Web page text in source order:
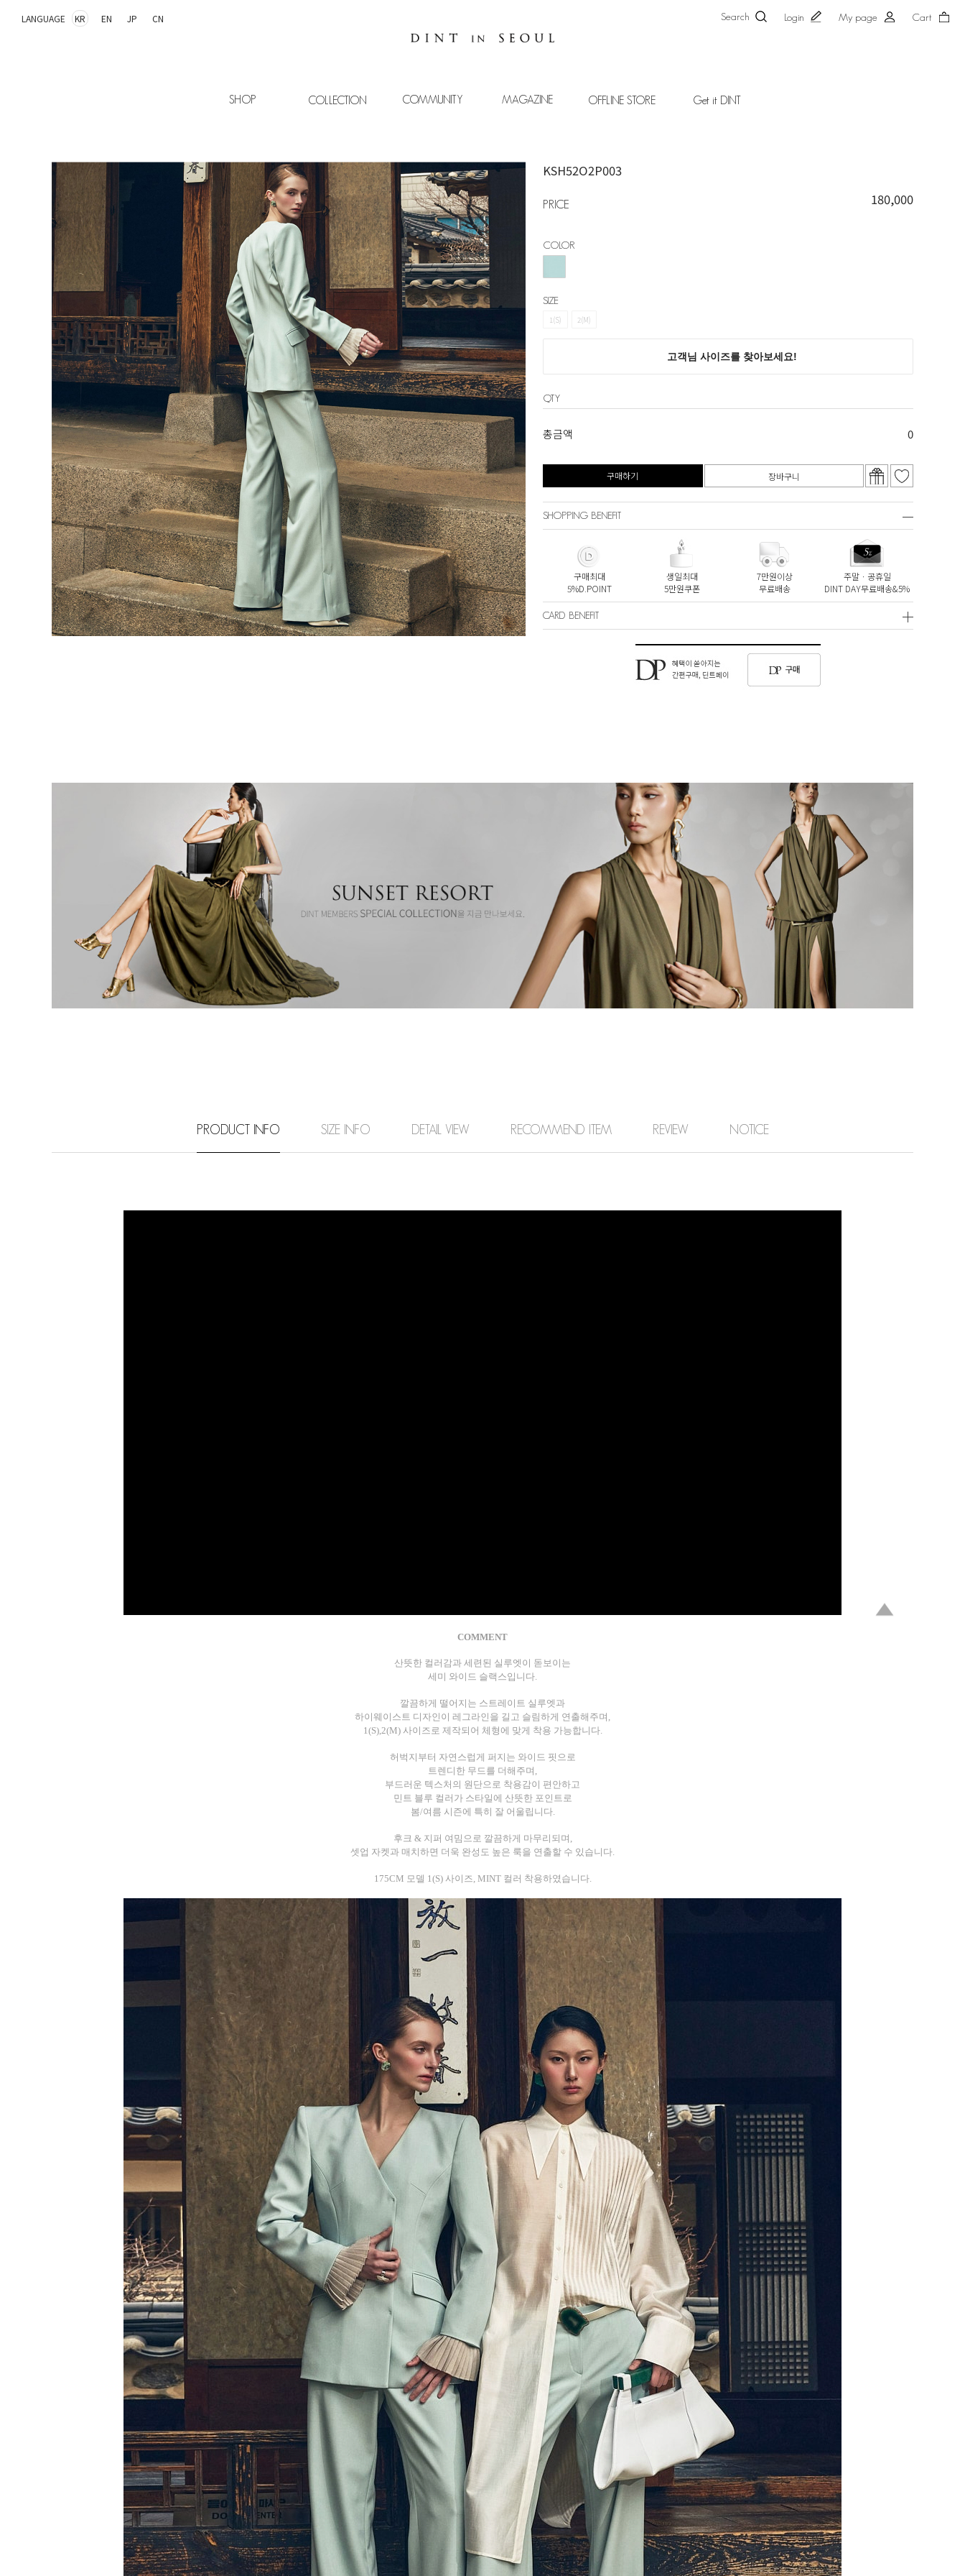
LANGUAGE KR EN JP CN Search Login My page Cart
SHOP COLLECTION COMMUNITY MAGAZINE OFFLINE STORE Get it DINT
KSH52O2P003
PRICE 180,000
COLOR
SIZE
1(S) 2(M)
QTY
총금액 0
구매하기 장바구니
SHOPPING BENEFIT
구매최대
5%D.POINT
생일최대
5만원쿠폰
7만원이상
무료배송
주말ㆍ공휴일
DINT DAY무료배송&5%
CARD BENEFIT
PRODUCT INFO SIZE INFO DETAIL VIEW RECOMMEND ITEM REVIEW NOTICE
COMMENT
산뜻한 컬러감과 세련된 실루엣이 돋보이는
세미 와이드 슬랙스입니다.
깔끔하게 떨어지는 스트레이트 실루엣과
하이웨이스트 디자인이 레그라인을 길고 슬림하게 연출해주며,
1(S),2(M) 사이즈로 제작되어 체형에 맞게 착용 가능합니다.
허벅지부터 자연스럽게 퍼지는 와이드 핏으로
트렌디한 무드를 더해주며,
부드러운 텍스처의 원단으로 착용감이 편안하고
민트 블루 컬러가 스타일에 산뜻한 포인트로
봄/여름 시즌에 특히 잘 어울립니다.
후크 & 지퍼 여밈으로 깔끔하게 마무리되며,
셋업 자켓과 매치하면 더욱 완성도 높은 룩을 연출할 수 있습니다.
175CM 모델 1(S) 사이즈, MINT 컬러 착용하였습니다.